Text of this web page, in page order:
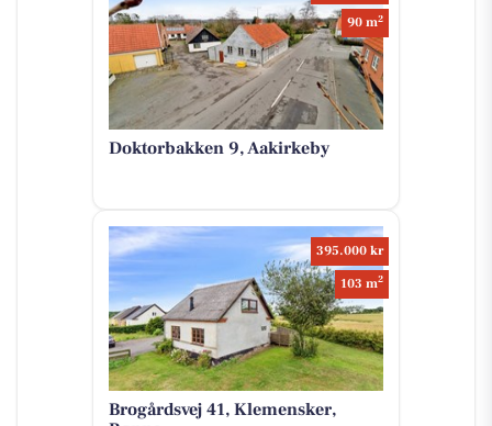
90 m2
Doktorbakken 9, Aakirkeby
395.000 kr
103 m2
Brogårdsvej 41, Klemensker,